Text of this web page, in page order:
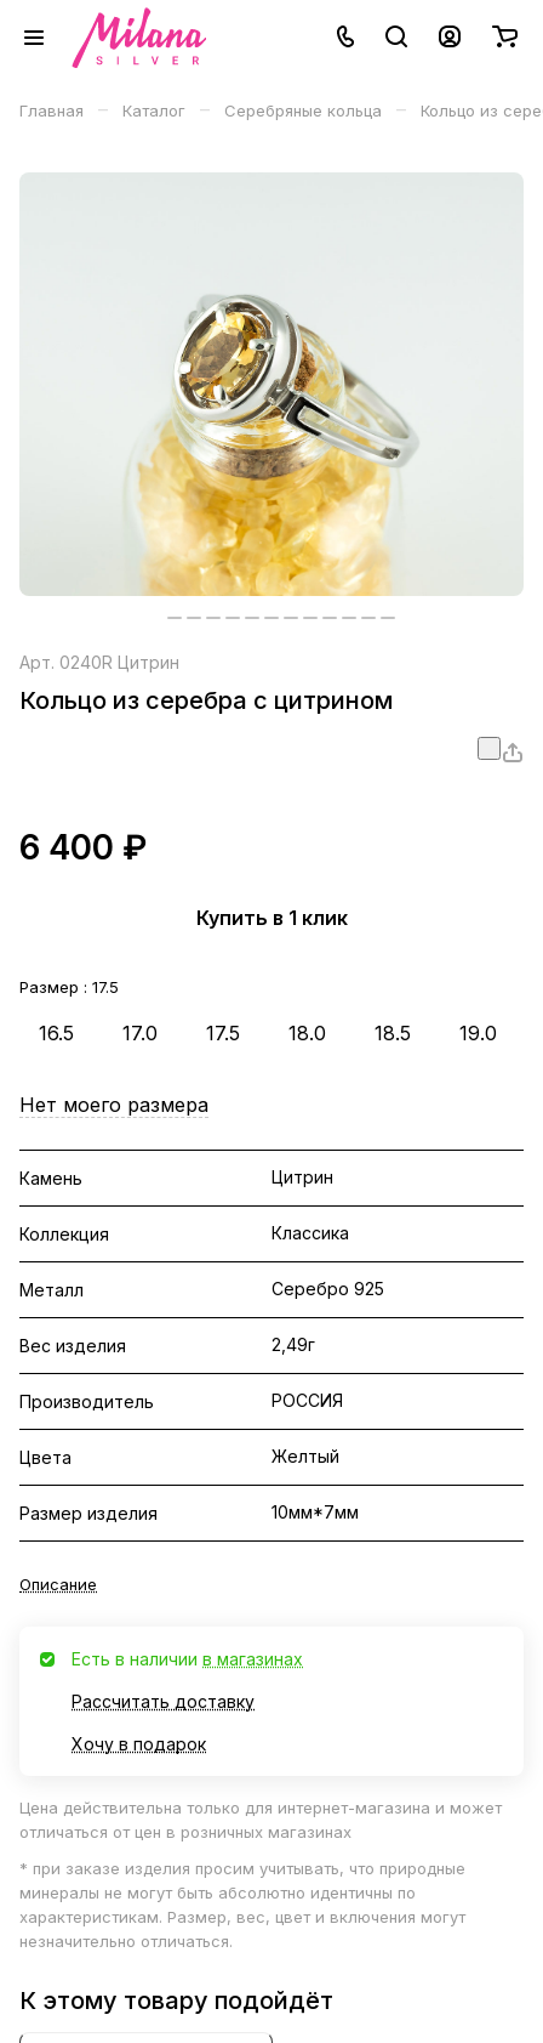
Главная – Каталог – Серебряные кольца – Кольцо из
Арт. 0240R Цитрин
Кольцо из серебра с цитрином
6 400 ₽
Купить в 1 клик
Размер : 17.5
16.5 17.0 17.5 18.0 18.5 19.0
Нет моего размера
Камень Цитрин
Коллекция Классика
Металл Серебро 925
Вес изделия 2,49г
Производитель РОССИЯ
Цвета Желтый
Размер изделия 10мм*7мм
Описание
Есть в наличии в магазинах
Рассчитать доставку
Хочу в подарок
Цена действительна только для интернет-магазина и может
отличаться от цен в розничных магазинах
* при заказе изделия просим учитывать, что природные
минералы не могут быть абсолютно идентичны по
характеристикам. Размер, вес, цвет и включения могут
незначительно отличаться.
К этому товару подойдёт